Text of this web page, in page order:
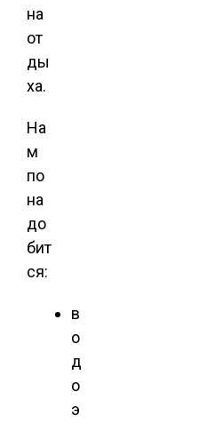
на
от
ды
ха.
На
м
по
на
до
бит
ся:
в
о
д
о
э